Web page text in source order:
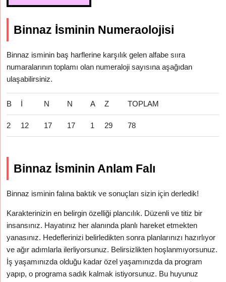
Binnaz İsminin Numeraolojisi
Binnaz isminin baş harflerine karşılık gelen alfabe sııra
numaralarının toplamı olan numeraloji sayısına aşağıdan
ulaşabilirsiniz.
B İ N N A Z TOPLAM
2 12 17 17 1 29 78
Binnaz İsminin Anlam Falı
Binnaz isminin falına baktık ve sonuçları sizin için derledik!
Karakterinizin en belirgin özelliği plancılık. Düzenli ve titiz bir
insansınız. Hayatınız her alanında planlı hareket etmekten
yanasınız. Hedeflerinizi belirledikten sonra planlarınızı hazırlıyor
ve ağır adımlarla ilerliyorsunuz. Belirsizlikten hoşlanmıyorsunuz.
İş yaşamınızda olduğu kadar özel yaşamınızda da program
yapıp, o programa sadık kalmak istiyorsunuz. Bu huyunuz